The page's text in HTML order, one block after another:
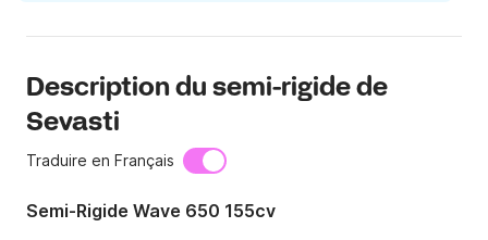
Description du semi-rigide de
Sevasti
Traduire en Français
Semi-Rigide Wave 650 155cv